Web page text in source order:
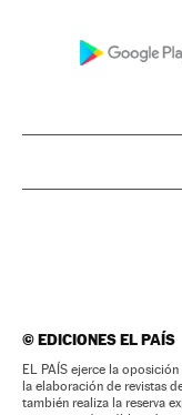
©EDICIONES EL PAÍS
EL PAÍS ejerce la
la elaboración de revistas
también realiza la reserva